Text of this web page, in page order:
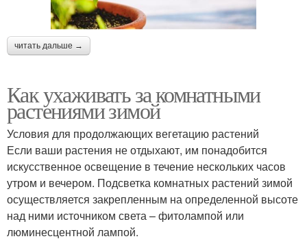
читать дальше →
Как ухаживать за комнатными
растениями зимой
Условия для продолжающих вегетацию растений
Если ваши растения не отдыхают, им понадобится
искусственное освещение в течение нескольких часов
утром и вечером. Подсветка комнатных растений зимой
осуществляется закрепленным на определенной высоте
над ними источником света – фитолампой или
люминесцентной лампой.